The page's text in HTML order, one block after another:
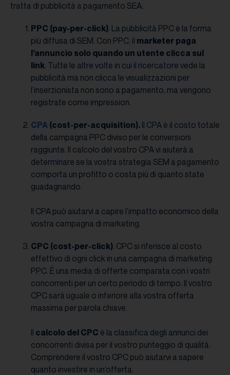
tratta di pubblicità a pagamento SEA:
PPC (pay-per-click). La pubblicità PPC è la forma
più diffusa di SEM. Con PPC, il marketer paga
l’annuncio solo quando un utente clicca sul
link. Tutte le altre volte in cui il ricercatore vede la
pubblicità ma non clicca le visualizzazioni per
l’inserzionista non sono a pagamento, ma vengono
registrate come impression.
CPA (cost-per-acquisition). Il CPA è il costo totale
della campagna PPC diviso per le conversioni
raggiunte. Il calcolo del vostro CPA vi aiuterà a
determinare se la vostra strategia SEM a pagamento
comporta un profitto o costa più di quanto state
guadagnando.
Il CPA può aiutarvi a capire l’impatto economico della
vostra campagna di marketing.
CPC (cost-per-click). CPC si riferisce al costo
effettivo di ogni click in una campagna di marketing
PPC. È una media di offerte comparata con i vostri
concorrenti per un certo periodo di tempo. Il vostro
CPC sarà uguale o inferiore alla vostra offerta
massima per parola chiave.
Il calcolo del CPC è la classifica degli annunci dei
concorrenti divisa per il vostro punteggio di qualità.
Comprendere il vostro CPC può aiutarvi a sapere
quanto investire in un’offerta.